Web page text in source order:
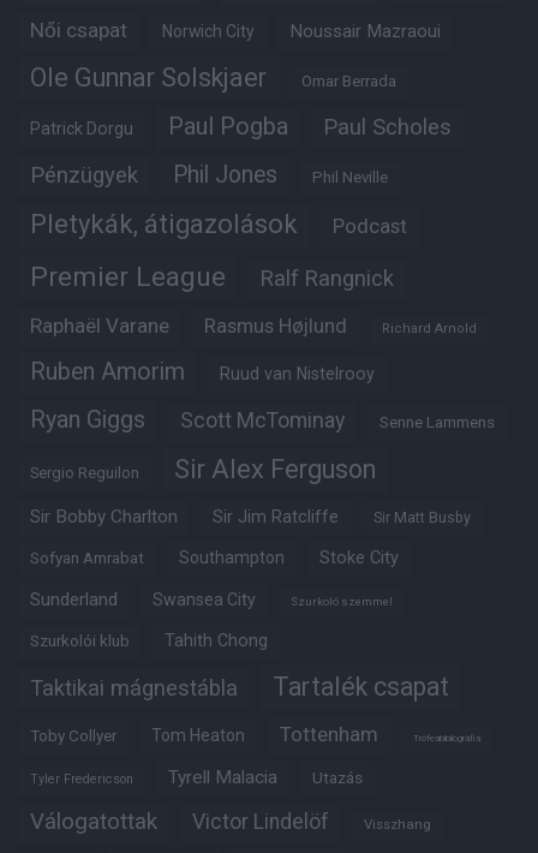
Női csapat Norwich City Noussair Mazraoui
Ole Gunnar Solskjaer Omar Berrada
Patrick Dorgu Paul Pogba Paul Scholes
Pénzügyek Phil Jones Phil Neville
Pletykák, átigazolások Podcast
Premier League Ralf Rangnick
Raphaël Varane Rasmus Højlund Richard Arnold
Ruben Amorim Ruud van Nistelrooy
Ryan Giggs Scott McTominay Senne Lammens
Sergio Reguilon Sir Alex Ferguson
Sir Bobby Charlton Sir Jim Ratcliffe Sir Matt Busby
Sofyan Amrabat Southampton Stoke City
Sunderland Swansea City Szurkoló szemmel
Szurkolói klub Tahith Chong
Taktikai mágnestábla Tartalék csapat
Toby Collyer Tom Heaton Tottenham Trófeabibliográfia
Tyler Fredericson Tyrell Malacia Utazás
Válogatottak Victor Lindelöf Visszhang